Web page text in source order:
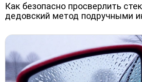
Как безопасно просверлить
дедовский метод подручными